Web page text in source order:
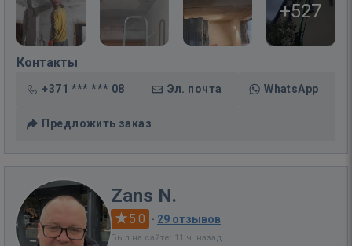
+527
Контакты
+371 *** *** 08 Эл. почта WhatsApp
Предложить заказ
Zans N.
5.0 · 29 отзывов
Был на сайте: 11 ч. назад